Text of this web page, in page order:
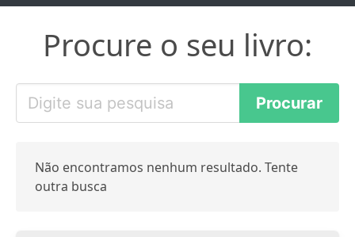
Procure o seu livro:
Não encontramos nenhum resultado. Tente
outra busca